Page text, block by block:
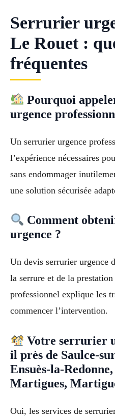
Serrurier
Le Rouet :
fréquentes
Pourquoi
urgence
Un serrurier urgence
l’expérience nécessaires
sans endommager
une solution sécurisée
Comment
urgence ?
Un devis serrurier urgence
la serrure et de la
professionnel explique les
commencer l’intervention.
Votre serrurier
il près de Saulce-
Ensuès-la-
Martigues,
Oui, les services de